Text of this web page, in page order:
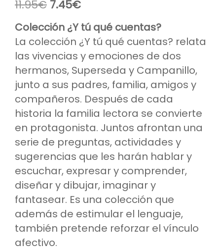
11.95€ El
original
era:
11.95€.
7.45€El
actual
es:
7.45€.
Colección ¿Y tú qué cuentas?
La colección ¿Y tú qué cuentas? relata
las vivencias y emociones de dos
hermanos, Superseda y Campanillo,
junto a sus padres, familia, amigos y
compañeros. Después de cada
historia la familia lectora se convierte
en protagonista. Juntos afrontan una
serie de preguntas, actividades y
sugerencias que les harán hablar y
escuchar, expresar y comprender,
diseñar y dibujar, imaginar y
fantasear. Es una colección que
además de estimular el lenguaje,
también pretende reforzar el vínculo
afectivo.